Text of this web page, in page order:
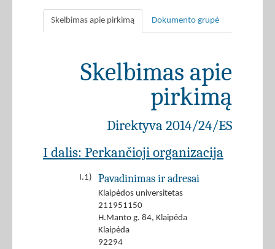
Skelbimas apie pirkimą Dokumento grupė
Skelbimas apie
pirkimą
Direktyva 2014/24/ES
I dalis: Perkančioji organizacija
I.1) Pavadinimas ir adresai
Klaipėdos universitetas
211951150
H.Manto g. 84, Klaipėda
Klaipėda
92294